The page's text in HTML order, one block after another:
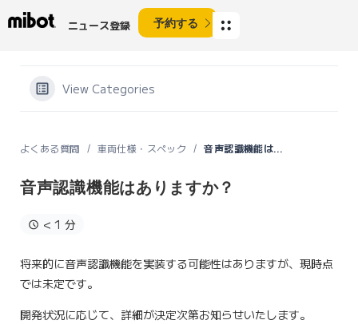
ニュース登録 予約する
View Categories
よくある質問 車両仕様・スペック 音声認識機能はありますか？
音声認識機能はありますか？
< 1 分
将来的に音声認識機能を実装する可能性はありますが、現時点
では未定です。
開発状況に応じて、詳細が決定次第お知らせいたします。